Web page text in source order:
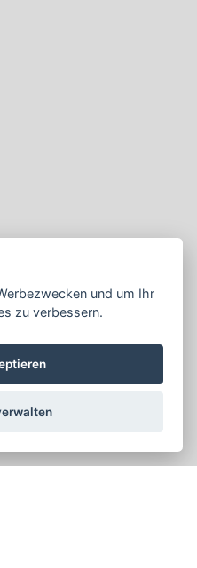
und um Ihr
zu verbessern.